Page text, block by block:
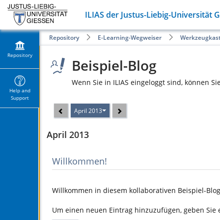
ILIAS der Justus-Liebig-Universität
Repository
Help and
Support
Repository E-Learning-Wegweiser
Beispiel-Blog
Wenn Sie in ILIAS eingeloggt sind, können
April 2013
April 2013
Willkommen!
Willkommen in diesem kollaborativen Beispiel-
Um einen neuen Eintrag hinzuzufügen, geben